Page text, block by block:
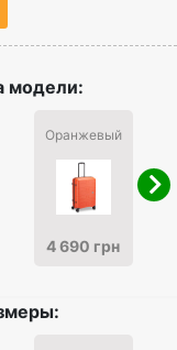
модели:
Оранжевый
4 690 грн